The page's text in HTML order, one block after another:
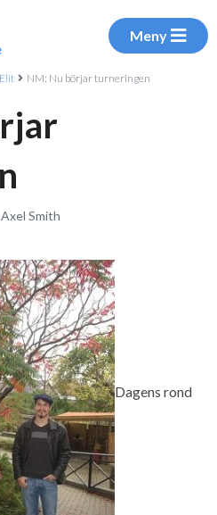
Meny
Elit NM: Nu börjar turneringen
Smith
Dagens rond